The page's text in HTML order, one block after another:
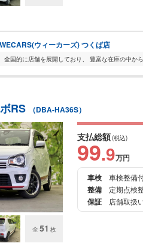
WECARS(ウィーカーズ) つくば店
RS （DBA-HA36S）
全 51 枚
支払総額(税込)
99.9万円
車検
車検整備
整備 定期点検
保証 店舗取扱